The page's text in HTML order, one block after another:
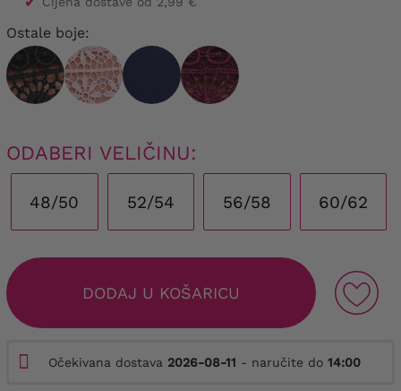
Ostale boje:
ODABERI VELIČINU:
48/50 52/54 56/58 60/62
DODAJ U KOŠARICU
Očekivana dostava 2026-08-11 - naručite do 14:00